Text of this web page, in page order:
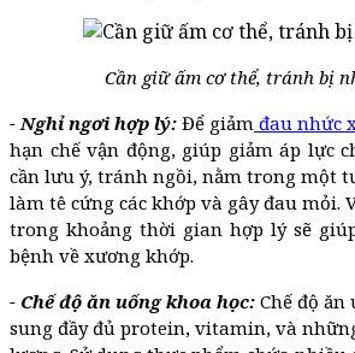
Cần giữ ấm cơ thể, tránh bị
- Nghỉ ngơi hợp lý: Để giảm đau nhức
hạn chế vận động, giúp giảm áp lực
cần lưu ý, tránh ngồi, nằm trong một
làm tê cứng các khớp và gây đau mỏi.
trong khoảng thời gian hợp lý sẽ
bệnh về xương khớp.
- Chế độ ăn uống khoa học: Chế độ ăn
sung đầy đủ protein, vitamin, và